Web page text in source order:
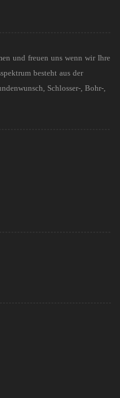
und freuen uns wenn wir Ihre
besteht aus der
Schlosser-, Bohr-,